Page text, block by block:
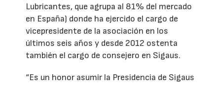
Lubricantes, que agrupa al 81% del mercado
en España) donde ha ejercido el cargo de
vicepresidente de la asociación en los
últimos seis años y desde 2012 ostenta
también el cargo de consejero en Sigaus.
“Es un honor asumir la Presidencia de Sigaus